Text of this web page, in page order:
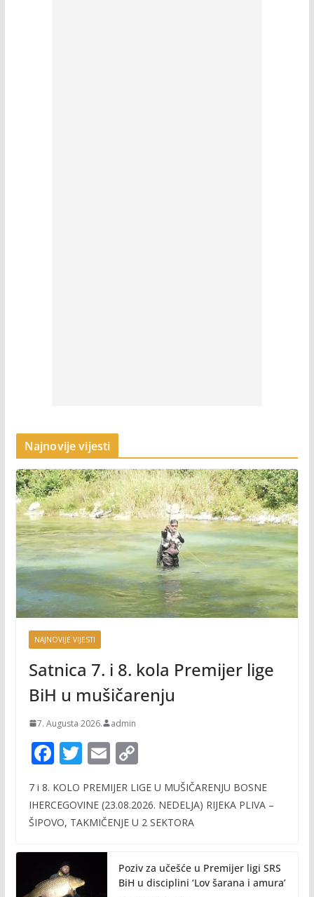
Najnovije vijesti
NAJNOVIJE VIJESTI
Satnica 7. i 8. kola Premijer lige
BiH u mušičarenju
7. Augusta 2026. admin
F
ac
e
b
o
k
T
w
itt
er
E
m
ai
l
C
p
y
n
k
7 i 8. KOLO PREMIJER LIGE U MUŠIČARENJU BOSNE
IHERCEGOVINE (23.08.2026. NEDELJA) RIJEKA PLIVA –
ŠIPOVO, TAKMIČENJE U 2 SEKTORA
Poziv za učešće u Premijer ligi SRS
BiH u disciplini ‘Lov šarana i amura’